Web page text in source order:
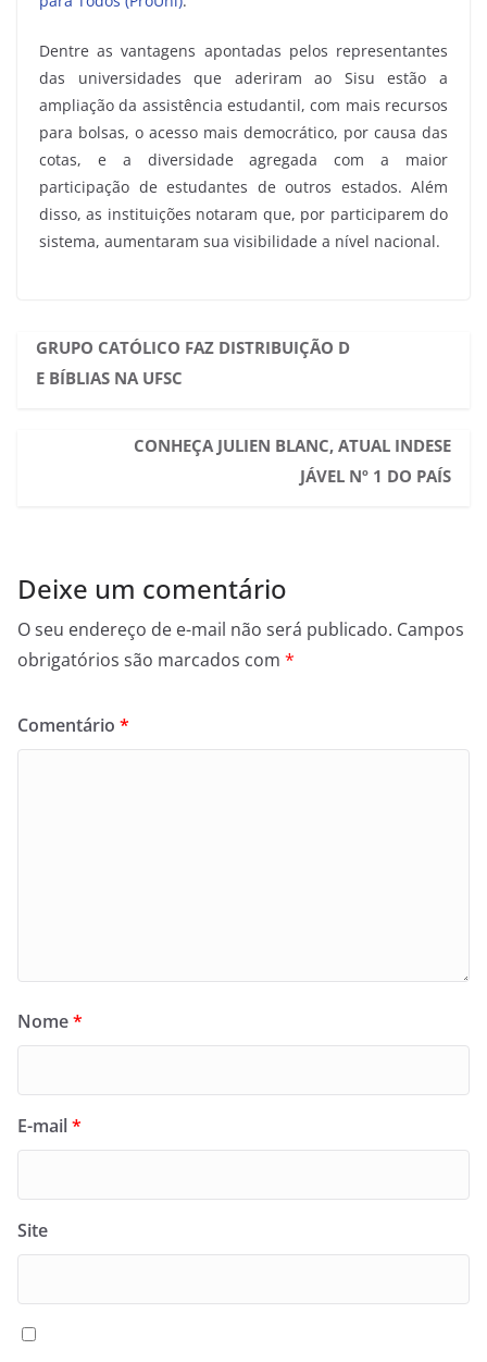
Dentre as vantagens apontadas pelos representantes
das universidades que aderiram ao Sisu estão a
ampliação da assistência estudantil, com mais recursos
para bolsas, o acesso mais democrático, por causa das
cotas, e a diversidade agregada com a maior
participação de estudantes de outros estados. Além
disso, as instituições notaram que, por participarem do
sistema, aumentaram sua visibilidade a nível nacional.
GRUPO CATÓLICO FAZ DISTRIBUIÇÃO D
E BÍBLIAS NA UFSC
CONHEÇA JULIEN BLANC, ATUAL INDESE
JÁVEL Nº 1 DO PAÍS
Deixe um comentário
O seu endereço de e-mail não será publicado. Campos
obrigatórios são marcados com *
Comentário *
Nome*
E-mail*
Site